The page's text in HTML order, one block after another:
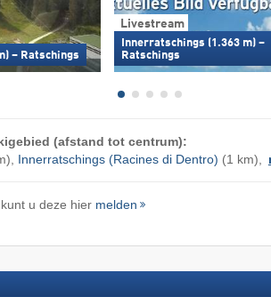
– Ratschings
Livestream
Innerratschings (1.363 m) –
Ratschings
(afstand tot centrum):
Innerratschings (Racines di Dentro) (1 km),
u deze hier melden